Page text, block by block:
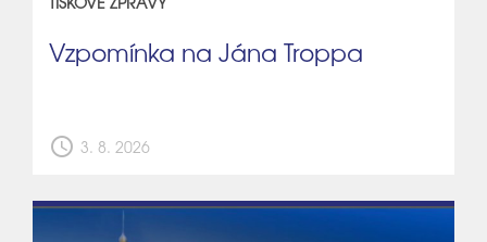
Vzpomínka na Jána Troppa
schedule 3. 8. 2026